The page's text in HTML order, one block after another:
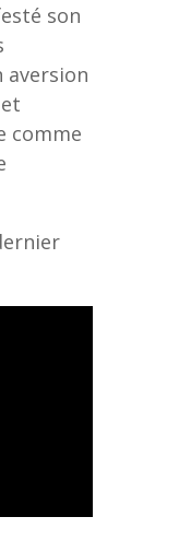
son
aversion
comme